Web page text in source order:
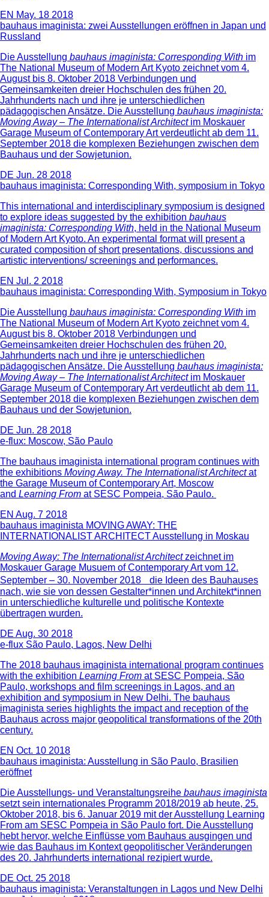
EN May. 18 2018
bauhaus imaginista: zwei Ausstellungen eröffnen in Japan und
Russland
Die Ausstellung bauhaus imaginista: Corresponding With im
The National Museum of Modern Art Kyoto zeichnet vom 4.
August bis 8. Oktober 2018 Verbindungen und
Gemeinsamkeiten dreier Hochschulen des frühen 20.
Jahrhunderts nach und ihre je unterschiedlichen
pädagogischen Ansätze. Die Ausstellung bauhaus imaginista:
Moving Away – The Internationalist Architectim Moskauer
Garage Museum of Contemporary Art verdeutlicht ab dem 11.
September 2018 die komplexen Beziehungen zwischen dem
Bauhaus und der Sowjetunion.
DE Jun. 28 2018
bauhaus imaginista: Corresponding With, symposium in Tokyo
This international and interdisciplinary symposium is designed
to explore ideas suggested by the exhibition bauhaus
imaginista: Corresponding With, held in the National Museum
of Modern Art Kyoto. An experimental format will present a
curated composition of short presentations, discussions and
artistic interventions/ screenings and performances.
EN Jul. 2 2018
bauhaus imaginista: Corresponding With, Symposium in Tokyo
Die Ausstellung bauhaus imaginista: Corresponding With im
The National Museum of Modern Art Kyoto zeichnet vom 4.
August bis 8. Oktober 2018 Verbindungen und
Gemeinsamkeiten dreier Hochschulen des frühen 20.
Jahrhunderts nach und ihre je unterschiedlichen
pädagogischen Ansätze. Die Ausstellung bauhaus imaginista:
Moving Away – The Internationalist Architectim Moskauer
Garage Museum of Contemporary Art verdeutlicht ab dem 11.
September 2018 die komplexen Beziehungen zwischen dem
Bauhaus und der Sowjetunion.
DE Jun. 28 2018
e-flux: Moscow, São Paulo
The bauhaus imaginista international program continues with
the exhibitions Moving Away. The Internationalist Architectat
the Garage Museum of Contemporary Art, Moscow
and Learning From at SESC Pompeia, São Paulo.
EN Aug. 7 2018
bauhaus imaginista MOVING AWAY: THE
INTERNATIONALIST ARCHITECT Ausstellung in Moskau
Moving Away: The Internationalist Architectzeichnet im
Moskauer Garage Musuem of Contemporary Art vom 12.
September – 30. November 2018 die Ideen des Bauhauses
nach, wie sie von dessen Gestalter*innen und Architekt*innen
in unterschiedliche kulturelle und politische Kontexte
übertragen wurden.
DE Aug. 30 2018
e-flux São Paulo, Lagos, New Delhi
The 2018 bauhaus imaginista international program continues
with the exhibition Learning From at SESC Pompeia, São
Paulo, workshops and film screenings in Lagos, and an
exhibition and symposium in New Delhi. The bauhaus
imaginista series highlights the impact and reception of the
Bauhaus across major geopolitical transformations of the 20th
century.
EN Oct. 10 2018
bauhaus imaginista: Ausstellung in São Paulo, Brasilien
eröffnet
Die Ausstellungs- und Veranstaltungsreihe bauhaus imaginista
setzt sein internationales Programm 2018/2019 ab heute, 25.
Oktober 2018, bis 6. Januar 2019 mit der Ausstellung Learning
From am SESC Pompeia in São Paulo fort. Die Ausstellung
hebt hervor, welche Einflüsse vom Bauhaus ausgingen und
wie das Bauhaus im Kontext geopolitischer Veränderungen
des 20. Jahrhunderts international rezipiert wurde.
DE Oct. 25 2018
bauhaus imaginista: Veranstaltungen in Lagos und New Delhi